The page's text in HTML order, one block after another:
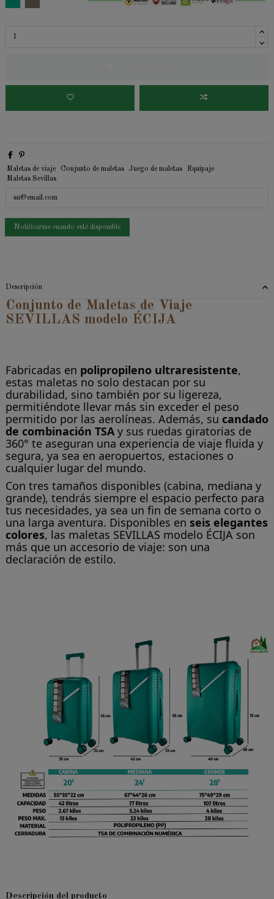
Maletas de viaje Conjunto de maletas Juego de maletas
Equipaje
Maletas Sevillas
Descripción
Conjunto de Maletas de Viaje
SEVILLAS modelo ÉCIJA
Fabricadas en polipropileno ultraresistente,
estas maletas no solo destacan por su
durabilidad, sino también por su ligereza,
permitiéndote llevar más sin exceder el peso
permitido por las aerolíneas. Además, su candado
de combinación TSA y sus ruedas giratorias de
360° te aseguran una experiencia de viaje fluida y
segura, ya sea en aeropuertos, estaciones o
cualquier lugar del mundo.
Con tres tamaños disponibles (cabina, mediana y
grande), tendrás siempre el espacio perfecto para
tus necesidades, ya sea un fin de semana corto o
una larga aventura. Disponibles en seis elegantes
colores, las maletas SEVILLAS modelo ÉCIJA son
más que un accesorio de viaje: son una
declaración de estilo.
Descripción del producto